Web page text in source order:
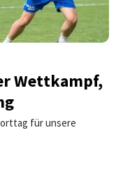
Wettkampf,
für unsere